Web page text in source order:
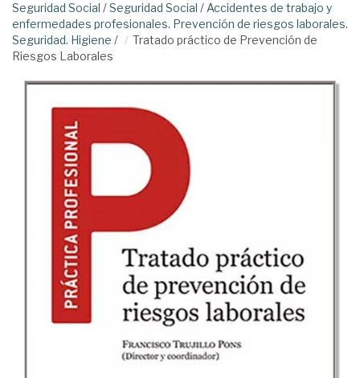
Seguridad Social /Seguridad Social / Accidentes de trabajo y
enfermedades profesionales. Prevención de riesgos laborales.
Seguridad. Higiene /
Tratado práctico de Prevención de
Riesgos Laborales